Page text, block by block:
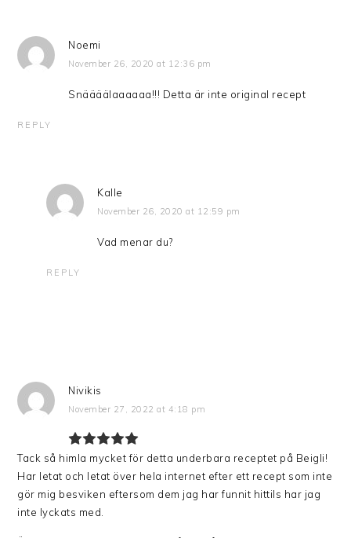
Noemi
November 26, 2020 at 12:36 pm
Snäääälaaaaaa!!! Detta är inte original recept
REPLY
Kalle
November 26, 2020 at 12:59 pm
Vad menar du?
REPLY
Nivikis
November 27, 2022 at 4:18 pm
Tack så himla mycket för detta underbara receptet på Beigli!
Har letat och letat över hela internet efter ett recept som inte
gör mig besviken eftersom dem jag har funnit hittils har jag
inte lyckats med.